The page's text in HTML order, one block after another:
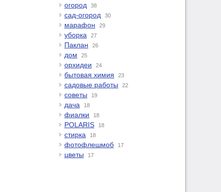
огород 38
сад-огород 30
марафон 29
уборка 27
Паклан 26
дом 25
орхидеи 24
бытовая химия 23
садовые работы 22
советы 19
дача 18
фиалки 18
POLARIS 18
стирка 18
фотофлешмоб 17
цветы 17